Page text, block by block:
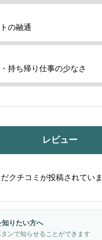
の融通
持ち帰り仕事の少なさ
レビュー
だクチコミが投稿されていま
りたい方へ
ンで知らせることができます